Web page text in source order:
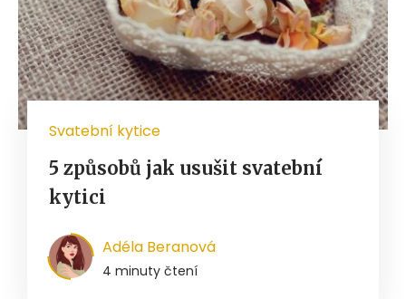
Svatební kytice
5 způsobů jak usušit svatební
kytici
Adéla Beranová
4 minuty čtení